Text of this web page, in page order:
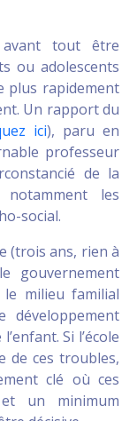
tout être
ou adolescents
plus rapidement
Un rapport du
ici), paru en
professeur
de la
les
social.
(trois ans, rien à
gouvernement
milieu familial
Si l’école
de ces troubles,
clé où ces
un minimum